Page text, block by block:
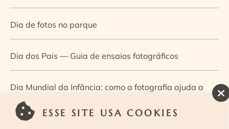
ESSE SITE USA COOKIES
Dia de fotos no parque
Dia dos Pais — Guia de ensaios fotográficos
Dia Mundial da Infância: como a fotografia ajuda a
construir a memória e a identidade da criança